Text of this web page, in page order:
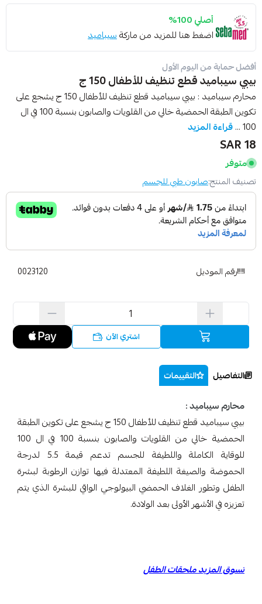
أصلي 100%
اضغط هنا للمزيد من ماركةسيباميد
أفضل حماية من اليوم الأول
بيبي سيباميد قطع تنظيف للأطفال 150 ج
محارم سيباميد : بيبي سيباميد قطع تنظيف للأطفال 150 ج يشجع على
تكوين الطبقة الحمضية خالي من القلويات والصابون بنسبة 100 في ال
100 ...
قراءة المزيد
18 SAR
متوفر
تصنيف المنتج:صابون طبي للجسم
رقم الموديل 0023120
اشتري الآن
التفاصيل التقييمات
محارم سيباميد :
بيبي سيباميد قطع تنظيف للأطفال 150 ج يشجع على تكوين الطبقة
الحمضية خالي من القلويات والصابون بنسبة 100 في ال 100
للوقاية الكاملة واللطيفة للجسم تدعم قيمة 5.5 لدرجة
الحموضة والصيغة اللطيفة المعتدلة فيها توازن الرطوبة لبشرة
الطفل وتطور الغلاف الحمضي البيولوجي الواقي للبشرة الذي يتم
تعزيزه في الأشهر الأولى بعد الولادة.
تسوق المزيدملحقات الطفل